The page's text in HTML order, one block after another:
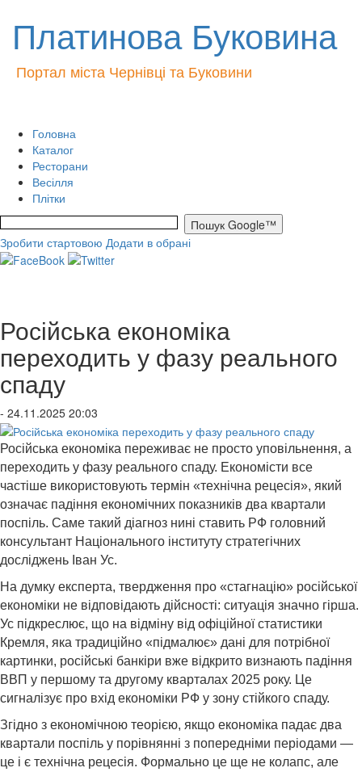
Платинова Буковина
Портал міста Чернівці та Буковини
Головна
Каталог
Ресторани
Весілля
Плітки
Зробити стартовою Додати в обрані
Російська економіка
переходить у фазу реального
спаду
- 24.11.2025 20:03
Російська економіка переживає не просто уповільнення, а
переходить у фазу реального спаду. Економісти все
частіше використовують термін «технічна рецесія», який
означає падіння економічних показників два квартали
поспіль. Саме такий діагноз нині ставить РФ головний
консультант Національного інституту стратегічних
досліджень Іван Ус.
На думку експерта, твердження про «стагнацію» російської
економіки не відповідають дійсності: ситуація значно гірша.
Ус підкреслює, що на відміну від офіційної статистики
Кремля, яка традиційно «підмалює» дані для потрібної
картинки, російські банкіри вже відкрито визнають падіння
ВВП у першому та другому кварталах 2025 року. Це
сигналізує про вхід економіки РФ у зону стійкого спаду.
Згідно з економічною теорією, якщо економіка падає два
квартали поспіль у порівнянні з попередніми періодами —
це і є технічна рецесія. Формально це ще не колапс, але